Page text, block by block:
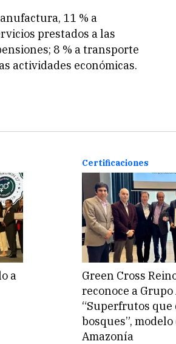
11 % a
prestados a las
8 % a transporte
actividades económicas.
a
Certificaciones
Green Cross
reconoce a Grupo
“Superfrutos que
bosques”,
Amazonía